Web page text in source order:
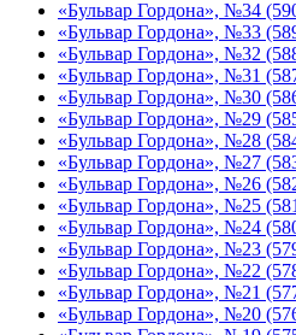
«Бульвар Гордона», №34
«Бульвар Гордона», №33
«Бульвар Гордона», №32
«Бульвар Гордона», №31
«Бульвар Гордона», №30
«Бульвар Гордона», №29
«Бульвар Гордона», №28
«Бульвар Гордона», №27
«Бульвар Гордона», №26
«Бульвар Гордона», №25
«Бульвар Гордона», №24
«Бульвар Гордона», №23
«Бульвар Гордона», №22
«Бульвар Гордона», №21
«Бульвар Гордона», №20